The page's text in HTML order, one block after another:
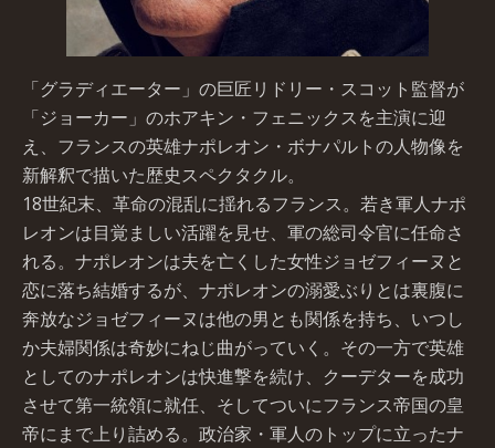
「グラディエーター」の巨匠リドリー・スコット監督が
「ジョーカー」のホアキン・フェニックスを主演に迎
え、フランスの英雄ナポレオン・ボナパルトの人物像を
新解釈で描いた歴史スペクタクル。
18世紀末、革命の混乱に揺れるフランス。若き軍人ナポ
レオンは目覚ましい活躍を見せ、軍の総司令官に任命さ
れる。ナポレオンは夫を亡くした女性ジョゼフィーヌと
恋に落ち結婚するが、ナポレオンの溺愛ぶりとは裏腹に
奔放なジョゼフィーヌは他の男とも関係を持ち、いつし
か夫婦関係は奇妙にねじ曲がっていく。その一方で英雄
としてのナポレオンは快進撃を続け、クーデターを成功
させて第一統領に就任、そしてついにフランス帝国の皇
帝にまで上り詰める。政治家・軍人のトップに立ったナ